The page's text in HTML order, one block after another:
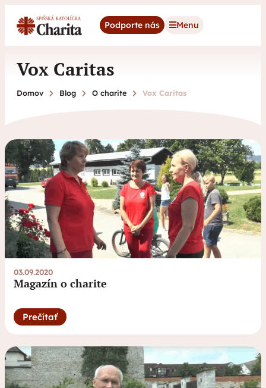
Podporte nás Menu
Vox Caritas
Domov Blog O charite Vox Caritas
03.09.2020
Magazín o charite
Prečítať